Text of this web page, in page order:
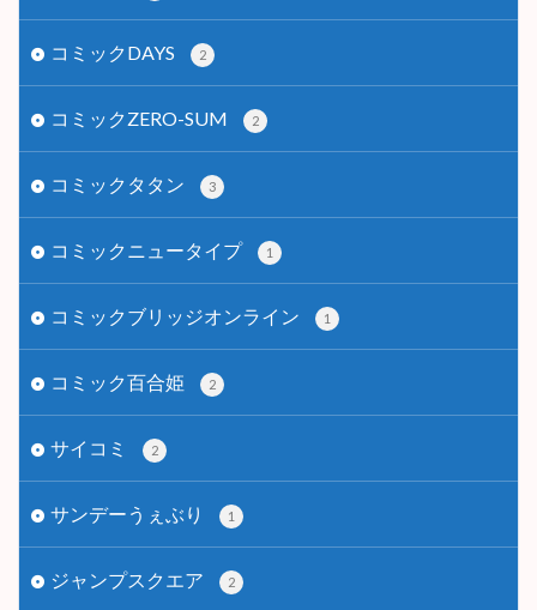
コミックDAYS 2
コミックZERO-SUM 2
コミックタタン 3
コミックニュータイプ 1
コミックブリッジオンライン 1
コミック百合姫 2
サイコミ 2
サンデーうぇぶり 1
ジャンプスクエア 2